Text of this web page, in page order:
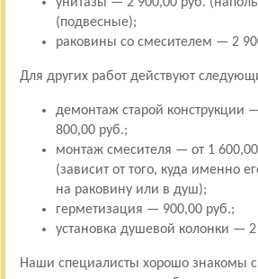
(подвесные);
раковины со смесителем — 2
Для других работ действуют
демонтаж старой конструкции
800,00 руб.;
монтаж смесителя — от 1
(зависит от того, куда именно
на раковину или в душ);
герметизация — 900,00 руб.;
установка душевой колонки — 2
Наши специалисты хорошо знакомы